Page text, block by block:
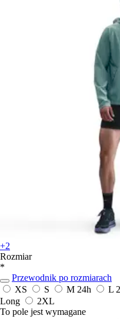
+2
Rozmiar
*
Przewodnik po rozmiarach
XS
S M 24h L
Long
2XL
To pole jest wymagane